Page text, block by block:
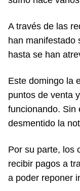
A través de las
han manifestado
hasta se han
Este domingo la
puntos de venta
funcionando. Sin
desmentido la
Por su parte, los
recibir pagos a
a poder reponer